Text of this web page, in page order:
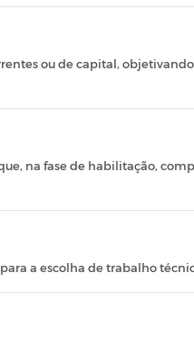
ou de capital,
na fase de habilitação,
a escolha de trabalho